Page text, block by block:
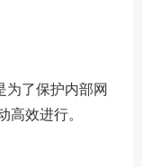
为了保护内部网
效进行。